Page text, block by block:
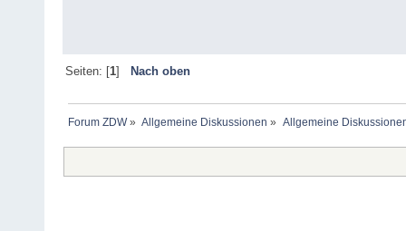
Seiten: [1] Nach oben
Forum ZDW» Allgemeine Diskussionen » Allgemeine